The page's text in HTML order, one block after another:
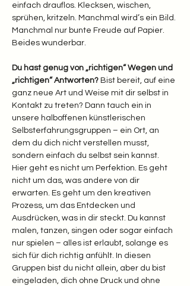
einfach drauflos. Klecksen, wischen,
sprühen, kritzeln. Manchmal wird’s ein Bild.
Manchmal nur bunte Freude auf Papier.
Beides wunderbar.
Du hast genug von „richtigen“ Wegen und
„richtigen“ Antworten? Bist bereit, auf eine
ganz neue Art und Weise mit dir selbst in
Kontakt zu treten? Dann tauch ein in
unsere halboffenen künstlerischen
Selbsterfahrungsgruppen – ein Ort, an
dem du dich nicht verstellen musst,
sondern einfach du selbst sein kannst.
Hier geht es nicht um Perfektion. Es geht
nicht um das, was andere von dir
erwarten. Es geht um den kreativen
Prozess, um das Entdecken und
Ausdrücken, was in dir steckt. Du kannst
malen, tanzen, singen oder sogar einfach
nur spielen – alles ist erlaubt, solange es
sich für dich richtig anfühlt. In diesen
Gruppen bist du nicht allein, aber du bist
eingeladen, dich ohne Druck und ohne